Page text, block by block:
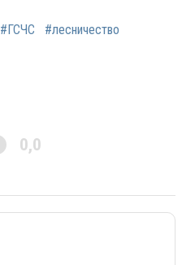
#ГСЧС
#лесничество
0,0